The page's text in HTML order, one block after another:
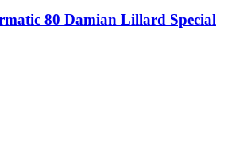
80 Damian Lillard Special